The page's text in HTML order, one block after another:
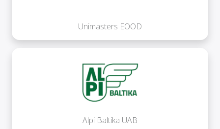
Unimasters EOOD
Alpi Baltika UAB